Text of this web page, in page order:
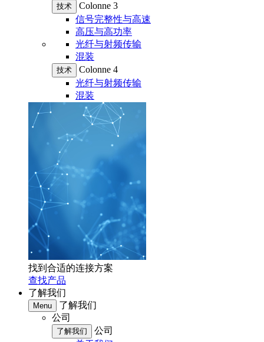
技术
Colonne 3
信号完整性与高速
高压与高功率
光纤与射频传输
混装
技术
Colonne 4
光纤与射频传输
混装
找到合适的连接方案
查找产品
了解我们
Menu
了解我们
公司
了解我们
公司